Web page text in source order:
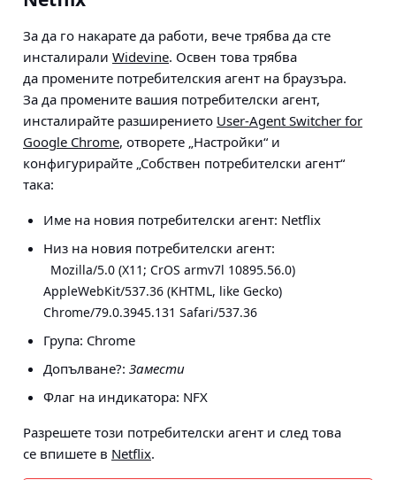
За да го накарате да работи, вече трябва да сте
инсталирали Widevine. Освен това трябва
да промените потребителския агент на браузъра.
За да промените вашия потребителски агент,
инсталирайте разширението User-Agent Switcher for
Google Chrome, отворете „Настройки“ и
конфигурирайте „Собствен потребителски агент“
така:
Име на новия потребителски агент: Netflix
Низ на новия потребителски агент:
Mozilla/5.0 (X11; CrOS armv7l 10895.56.0)
AppleWebKit/537.36 (KHTML, like Gecko)
Chrome/79.0.3945.131 Safari/537.36
Група: Chrome
Допълване?: Замести
Флаг на индикатора: NFX
Разрешете този потребителски агент и след това
се впишете в Netflix.